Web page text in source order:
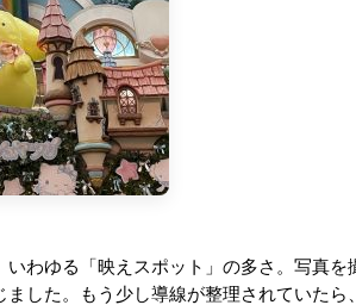
いわゆる「映えスポット」の多さ。写真
ました。もう少し導線が整理されていた